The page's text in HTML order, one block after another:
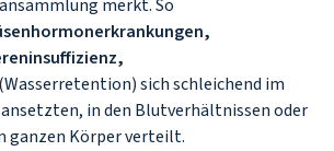
merkt. So
(Wasserretention) sich schleichend im
in den Blutverhältnissen oder
ganzen Körper verteilt.